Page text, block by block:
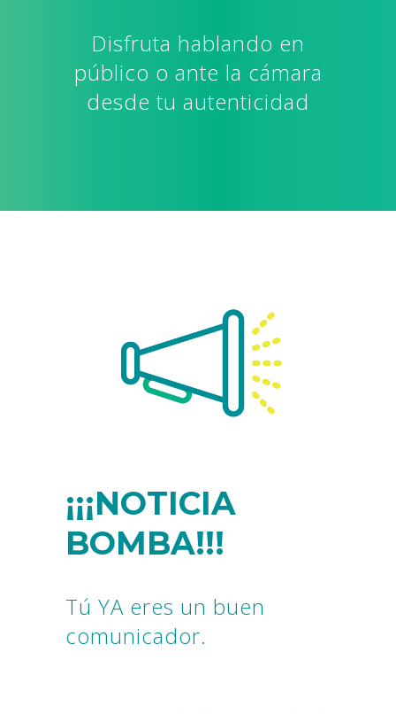
Disfruta hablando en
público o ante la cámara
desde tu autenticidad
¡¡¡NOTICIA
BOMBA!!!
Tú YA eres un buen
comunicador.